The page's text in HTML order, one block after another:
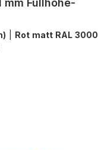
Rot matt RAL 3000